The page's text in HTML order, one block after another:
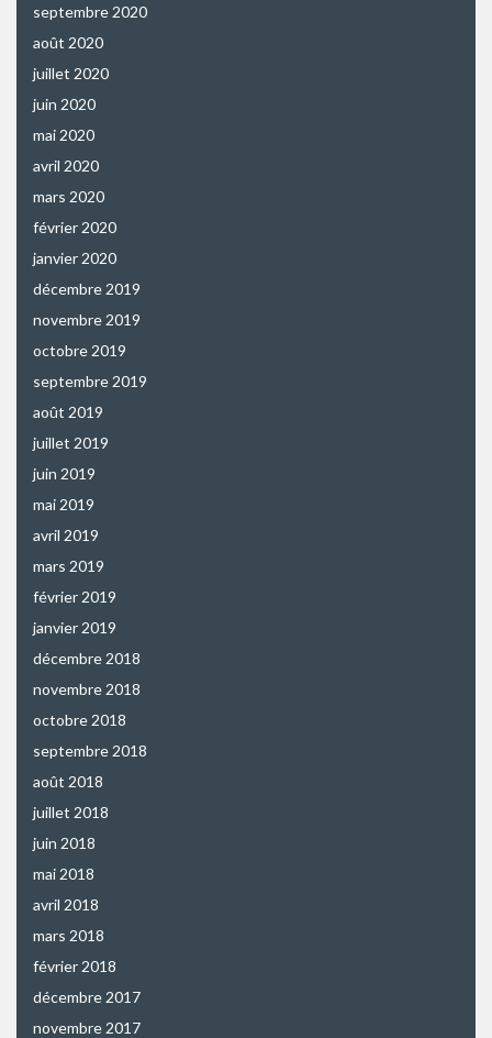
septembre 2020
août 2020
juillet 2020
juin 2020
mai 2020
avril 2020
mars 2020
février 2020
janvier 2020
décembre 2019
novembre 2019
octobre 2019
septembre 2019
août 2019
juillet 2019
juin 2019
mai 2019
avril 2019
mars 2019
février 2019
janvier 2019
décembre 2018
novembre 2018
octobre 2018
septembre 2018
août 2018
juillet 2018
juin 2018
mai 2018
avril 2018
mars 2018
février 2018
décembre 2017
novembre 2017